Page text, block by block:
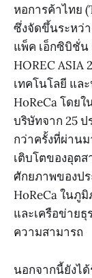
หอการค้าไทย
ซึ่งจัดขึ้นระหว่
แพ็ค เอ็กซิบิชั่น
HOREC ASIA
เทคโนโลยี แล
HoReCa โดย
บริษัทจาก 25 ป
กว่าครั้งที่ผ่าน
เติบโตของอุตส
ศักยภาพของป
HoReCa ในภู
และเครือข่าย
ความสามารถ
นอกจากนี้ยังไ